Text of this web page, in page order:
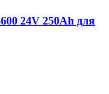
24V 250Ah для